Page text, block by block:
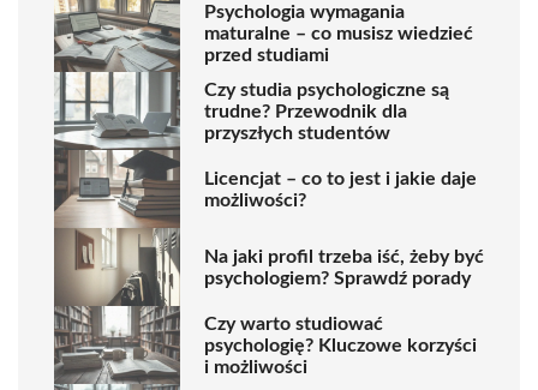
Psychologia wymagania
maturalne – co musisz wiedzieć
przed studiami
Czy studia psychologiczne są
trudne? Przewodnik dla
przyszłych studentów
Licencjat – co to jest i jakie daje
możliwości?
Na jaki profil trzeba iść, żeby być
psychologiem? Sprawdź porady
Czy warto studiować
psychologię? Kluczowe korzyści
i możliwości